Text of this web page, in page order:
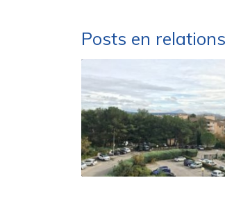
Posts en relations